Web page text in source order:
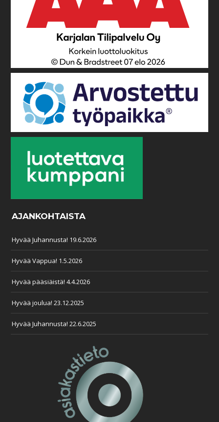
AJANKOHTAISTA
Hyvää Juhannusta! 19.6.2026
Hyvää Vappua! 1.5.2026
Hyvää pääsiäistä! 4.4.2026
Hyvää joulua! 23.12.2025
Hyvää Juhannusta! 22.6.2025